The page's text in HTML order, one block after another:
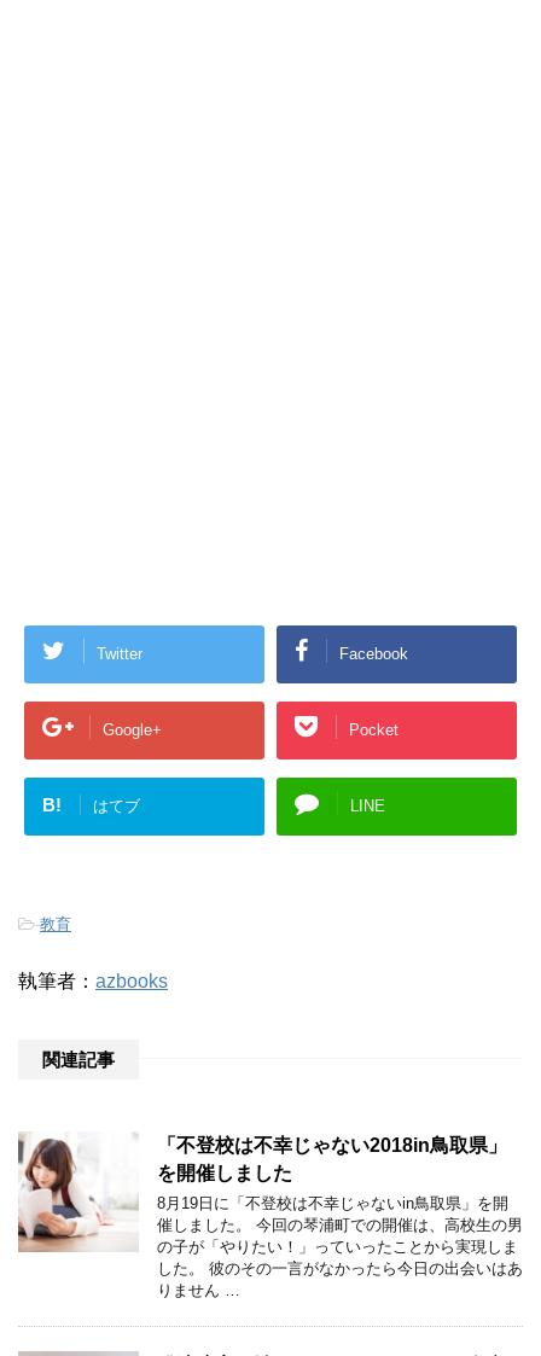
Twitter Facebook
Google+ Pocket
B! はてブ LINE
-教育
執筆者： azbooks
関連記事
「不登校は不幸じゃない2018in鳥取県」
を開催しました
8月19日に「不登校は不幸じゃないin鳥取県」を開
催しました。 今回の琴浦町での開催は、高校生の男
の子が「やりたい！」っていったことから実現しま
した。 彼のその一言がなかったら今日の出会いはあ
りません …